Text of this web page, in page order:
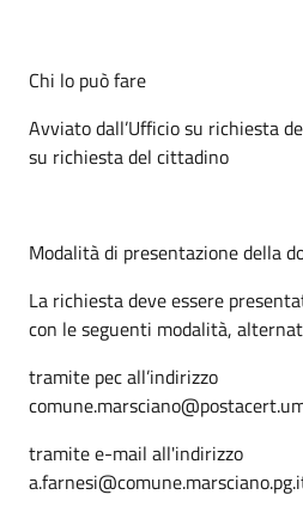
Chi lo può fare
Avviato dall’Ufficio su richiesta
su richiesta del cittadino
Modalità di presentazione della
La richiesta deve essere
con le seguenti modalità,
tramite pec all’indirizzo
tramite e-mail all'indirizzo